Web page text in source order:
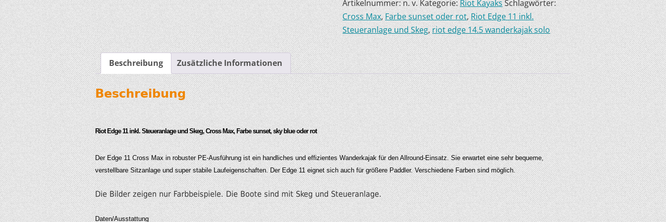
HOBIE KAJAKS
ELEKTROMOTORE
Artikelnummer:n. v. Kategorie:Riot KayaksSchlagwörter:
Cross Max,Farbe sunset oder rot,Riot Edge 11 inkl.
Steueranlage und Skeg,riot edge 14.5 wanderkajak solo
Beschreibung Zusätzliche Informationen
Beschreibung
Riot Edge 11 inkl. Steueranlage und Skeg, Cross Max, Farbe sunset, sky blue oder rot
Der Edge 11 Cross Max in robuster PE-Ausführung ist ein handliches und effizientes Wanderkajak für den Allround-Einsatz. Sie erwartet eine sehr bequeme,
verstellbare Sitzanlage und super stabile Laufeigenschaften. Der Edge 11 eignet sich auch für größere Paddler.Verschiedene Farben sind möglich.
Die Bilder zeigen nur Farbbeispiele. Die Boote sind mit Skeg und Steueranlage.
Daten/Ausstattung